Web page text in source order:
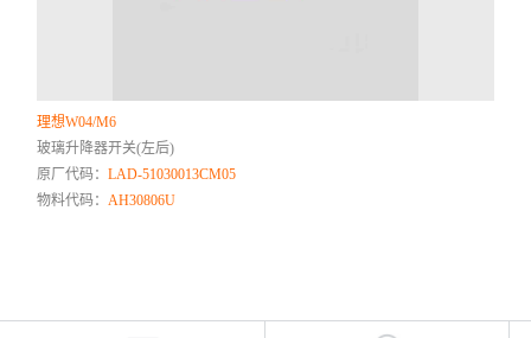
理想W04/M6
玻璃升降器开关(左后)
原厂代码：LAD-51030013CM05
物料代码：AH30806U